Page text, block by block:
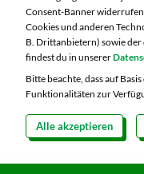
Mi:
Do:
Fr:
Copyright 2026 ©
Consent-Banner
Cookies und anderen
B. Drittanbietern) sowie
findest du in unserer
Bitte beachte, dass auf
Funktionalitäten zur
Alle akzeptieren